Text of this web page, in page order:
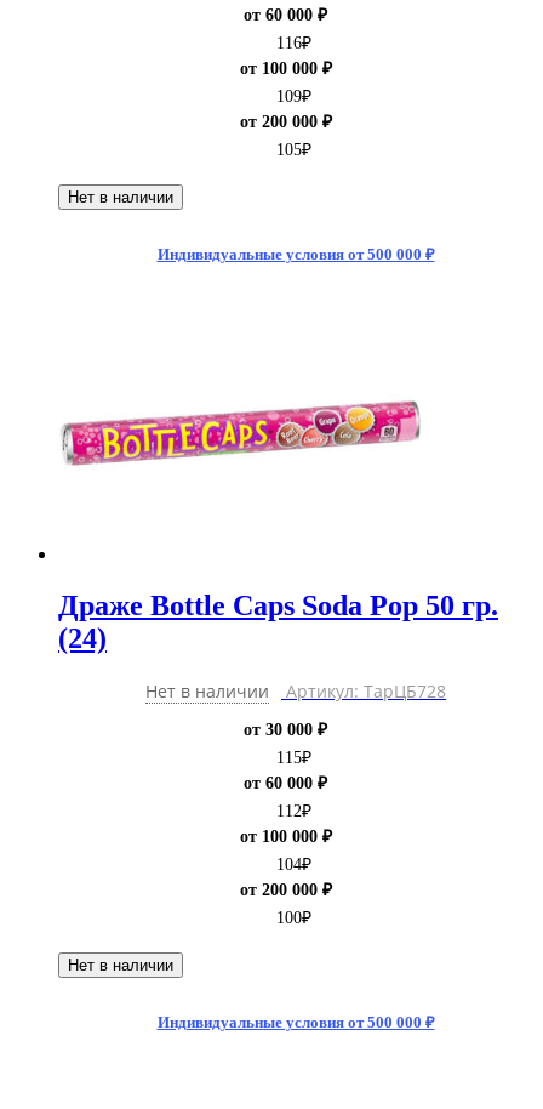
от 60 000 ₽
116₽
от 100 000 ₽
109₽
от 200 000 ₽
105₽
Нет в наличии
Индивидуальные условия от 500 000 ₽
Драже Bottle Caps Soda Pop 50 гр.
(24)
Нет в наличии Артикул: ТарЦБ728
от 30 000 ₽
115₽
от 60 000 ₽
112₽
от 100 000 ₽
104₽
от 200 000 ₽
100₽
Нет в наличии
Индивидуальные условия от 500 000 ₽